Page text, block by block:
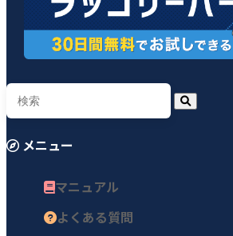
メニュー
マニュアル
よくある質問